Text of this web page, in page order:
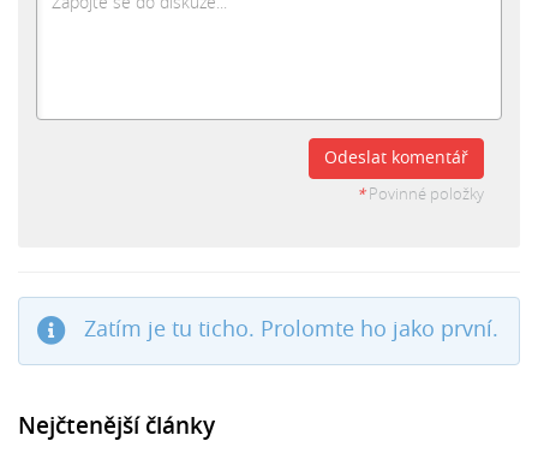
Odeslat komentář
*Povinné položky
Zatím je tu ticho. Prolomte ho jako první.
Nejčtenější články